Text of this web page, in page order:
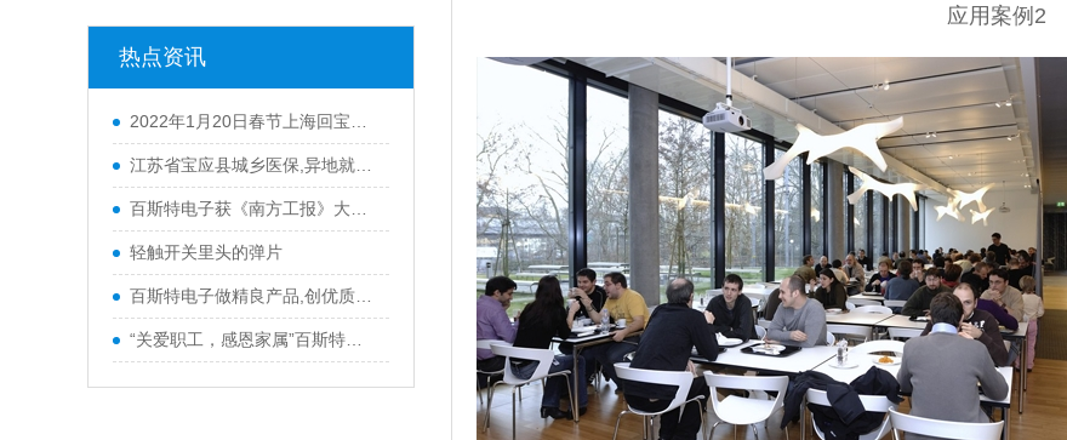
热点资讯
2022年1月20日春节上海回宝应防疫政策
江苏省宝应县城乡医保,异地就医材料
百斯特电子获《南方工报》大篇幅报
轻触开关里头的弹片
百斯特电子做精良产品,创优质品牌
“关爱职工，感恩家属”百斯特优秀
应用案例2